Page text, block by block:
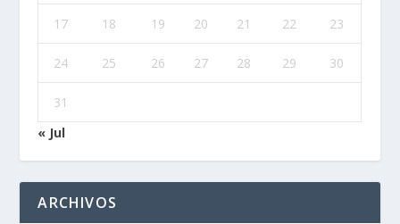
17 18 19 20 21 22 23
24 25 26 27 28 29 30
31
« Jul
ARCHIVOS